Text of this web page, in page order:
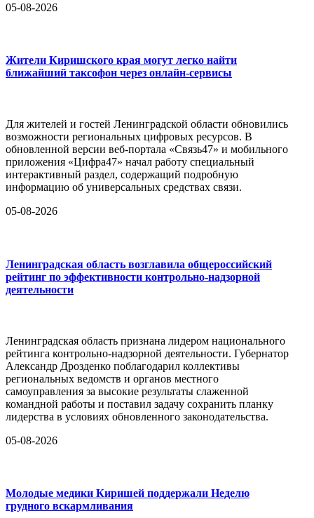
05-08-2026
Жители Киришского края могут легко найти
ближайший таксофон через онлайн-сервисы
Для жителей и гостей Ленинградской области обновились
возможности региональных цифровых ресурсов. В
обновленной версии веб-портала «Связь47» и мобильного
приложения «Цифра47» начал работу специальный
интерактивный раздел, содержащий подробную
информацию об универсальных средствах связи.
05-08-2026
Ленинградская область возглавила общероссийский
рейтинг по эффективности контрольно-надзорной
деятельности
Ленинградская область признана лидером национального
рейтинга контрольно-надзорной деятельности. Губернатор
Александр Дрозденко поблагодарил коллективы
региональных ведомств и органов местного
самоуправления за высокие результаты слаженной
командной работы и поставил задачу сохранить планку
лидерства в условиях обновленного законодательства.
05-08-2026
Молодые медики Киришей поддержали Неделю
грудного вскармливания